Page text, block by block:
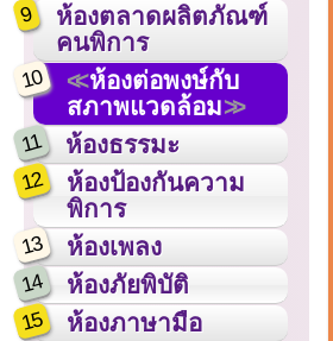
9
ห้องตลาดผลิตภัณฑ์
คนพิการ
10
ห้องต่อพงษ์กับ
สภาพแวดล้อม
11 ห้องธรรมะ
12
ห้องป้องกันความ
พิการ
13 ห้องเพลง
14 ห้องภัยพิบัติ
15 ห้องภาษามือ